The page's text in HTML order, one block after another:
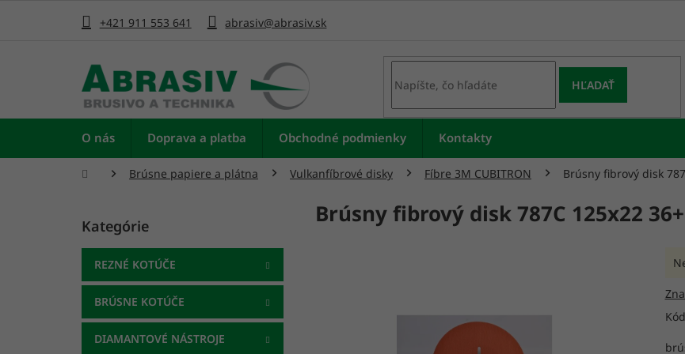
+421 911 553 641 abrasiv@abrasiv.sk
HĽADAŤ
O nás Doprava a platba Obchodné podmienky Kontakty
DomovBrúsne papiere a plátna Vulkanfíbrové disky Fíbre 3M CUBITRON Brúsny fibrový disk
Preskočiť
kategórie
Kategórie
REZNÉ KOTÚČE
BRÚSNE KOTÚČE
DIAMANTOVÉ NÁSTROJE
Brúsny fibrový disk 787C 125x22